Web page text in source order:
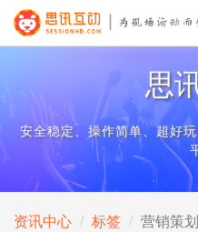
思
安全稳定、操作简单、超好
资讯中心 标签 营销策划